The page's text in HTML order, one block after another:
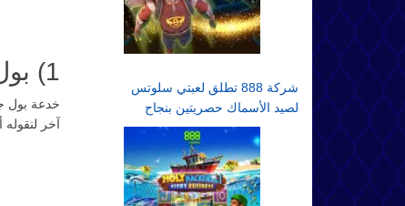
1) بول جاكسون وفيل آيفي، خدعة مقابل خدعة
خدعة بول
آخر
شركة 888 تطلق لعبتي سلوتس
لصيد الأسماك حصريتين بنجاح